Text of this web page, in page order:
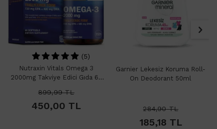
(5)
Nutraxin Vitals Omega 3
2000mg Takviye Edici Gıda 60
899,99TL
450,00 TL
Garnier Lekesiz Koruma Roll-
On Deodorant 50ml
284,90TL
185,18 TL